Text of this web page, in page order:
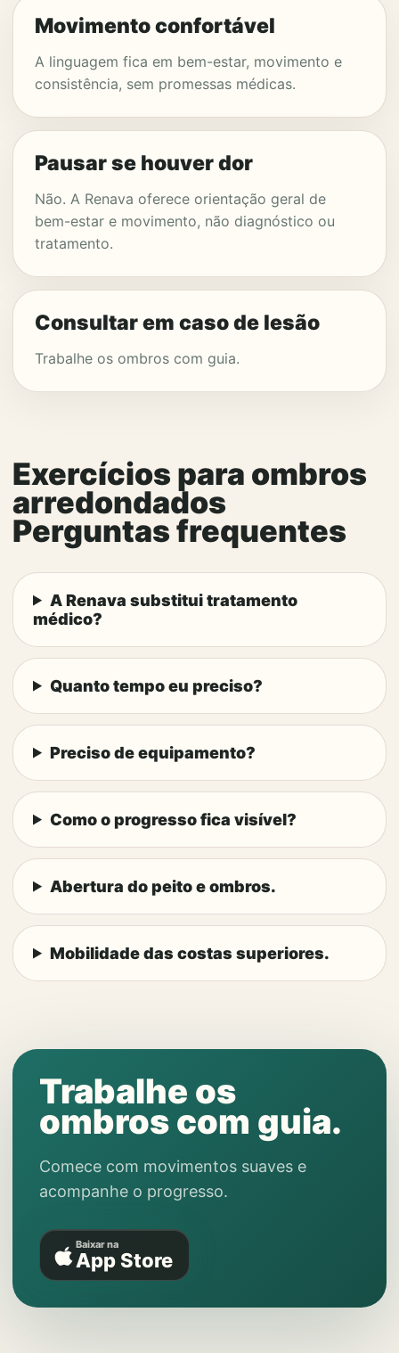
Movimento confortável
A linguagem fica em bem-estar, movimento e
consistência, sem promessas médicas.
Pausar se houver dor
Não. A Renava oferece orientação geral de
bem-estar e movimento, não diagnóstico ou
tratamento.
Consultar em caso de lesão
Trabalhe os ombros com guia.
Exercícios para ombros
arredondados
Perguntas frequentes
A Renava substitui tratamento
médico?
Quanto tempo eu preciso?
Preciso de equipamento?
Como o progresso fica visível?
Abertura do peito e ombros.
Mobilidade das costas superiores.
Trabalhe os
ombros com guia.
Comece com movimentos suaves e
acompanhe o progresso.
Baixar na
App Store